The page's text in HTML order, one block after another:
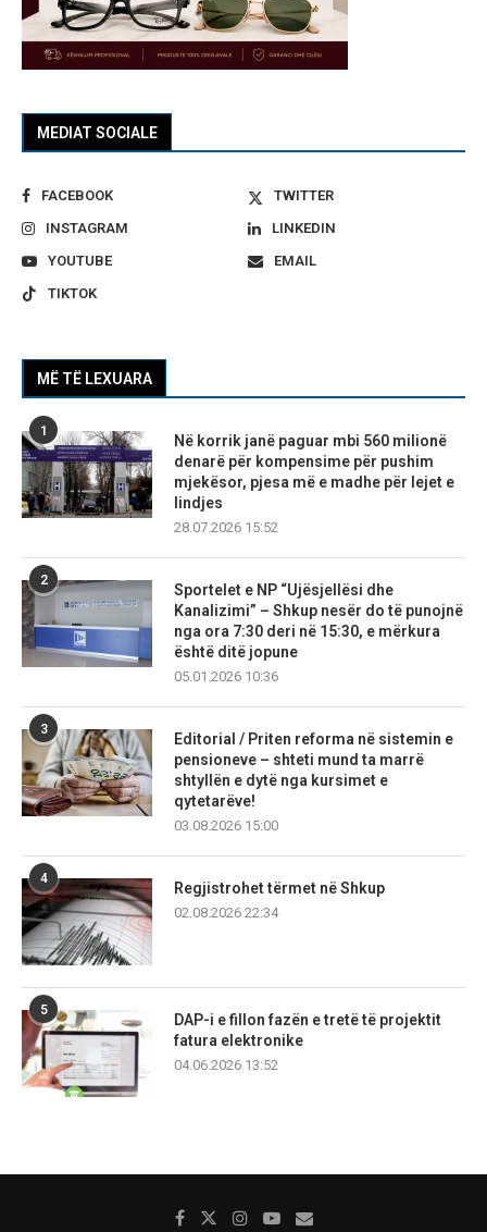
MEDIAT SOCIALE
FACEBOOK
TWITTER
INSTAGRAM
LINKEDIN
YOUTUBE
EMAIL
TIKTOK
MË TË LEXUARA
1
Në korrik janë paguar mbi 560 milionë
denarë për kompensime për pushim
mjekësor, pjesa më e madhe për lejet e
lindjes
28.07.2026 15:52
2
Sportelet e NP “Ujësjellësi dhe
Kanalizimi” – Shkup nesër do të punojnë
nga ora 7:30 deri në 15:30, e mërkura
është ditë jopune
05.01.2026 10:36
3
Editorial / Priten reforma në sistemin e
pensioneve – shteti mund ta marrë
shtyllën e dytë nga kursimet e
qytetarëve!
03.08.2026 15:00
4
Regjistrohet tërmet në Shkup
02.08.2026 22:34
5
DAP-i e fillon fazën e tretë të projektit
fatura elektronike
04.06.2026 13:52